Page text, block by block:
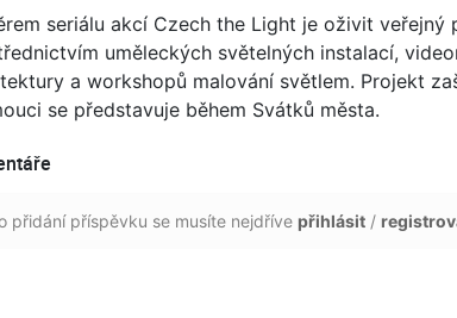
seriálu akcí Czech the Light je oživit veřejný
uměleckých světelných instalací,
a workshopů malování světlem. Projekt
se představuje během Svátků města.
přidání příspěvku se musíte nejdříve přihlásit /